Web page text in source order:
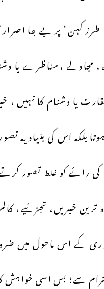
طرز کہن‘ پر بے جا
،مناظرے یا
یا دشنام کا نہیں
بلکہ اس کی بنیاد
رائے کو غلط تصور
ترین خبریں،
کے اس ماحول میں
سے؛ بس اسی خواہش